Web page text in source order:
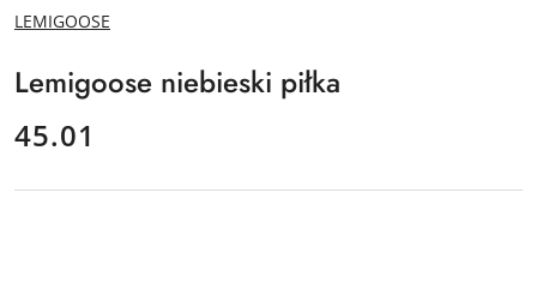
NAZWA
PRODUCENTA:
LEMIGOOSE
Lemigoose niebieski piłka
cena:
45.01